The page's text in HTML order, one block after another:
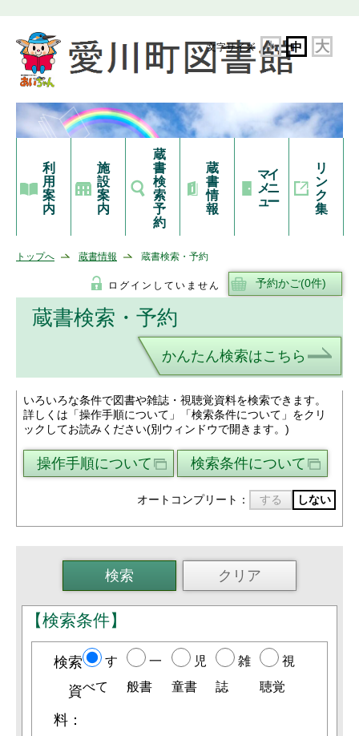
文字サイズ 小 中 大
利
用
案
内
施
設
案
内
蔵
書
検
索
予
約
蔵
書
情
報
マイ
メニ
ュー
リ
ン
ク
集
トップへ 蔵書情報 蔵書検索・予約
ログインしていません
蔵書検索・予約
かんたん検索はこちら
いろいろな条件で図書や雑誌・視聴覚資料を検索できます。
詳しくは「操作手順について」「検索条件について」をクリ
ックしてお読みください(別ウィンドウで開きます。)
操作手順について 検索条件について
オートコンプリート： する しない
【検索条件】
検索
資
料：
す
べて
一
般書
児
童書
雑
誌
視
聴覚